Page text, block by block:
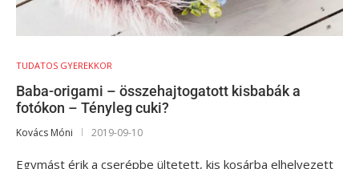
TUDATOS GYEREKKOR
Baba-origami – összehajtogatott kisbabák a
fotókon – Tényleg cuki?
Kovács Móni 2019-09-10
Egymást érik a cserépbe ültetett, kis kosárba elhelyezett